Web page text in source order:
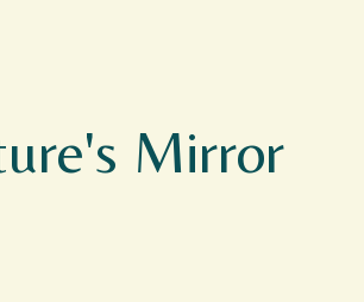
Mirror